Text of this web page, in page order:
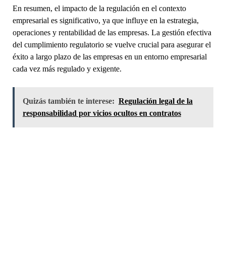
En resumen, el impacto de la regulación en el contexto
empresarial es significativo, ya que influye en la estrategia,
operaciones y rentabilidad de las empresas. La gestión efectiva
del cumplimiento regulatorio se vuelve crucial para asegurar el
éxito a largo plazo de las empresas en un entorno empresarial
cada vez más regulado y exigente.
Quizás también te interese: Regulación legal de la
responsabilidad por vicios ocultos en contratos